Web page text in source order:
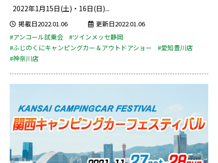
2022年1月15日(土)・16日(日)...
掲載日2022.01.06
更新日2022.01.06
#アンコール試乗会
#ツインメッセ静岡
#ふじのくにキャンピングカー＆アウトドアショー
#愛知豊川店
#神奈川店